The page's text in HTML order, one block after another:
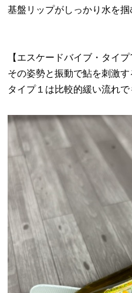
基盤リップがしっかり水を掴
【エスケードバイブ・タイプ
その姿勢と振動で鮎を刺激
タイプ１は比較的緩い流れで